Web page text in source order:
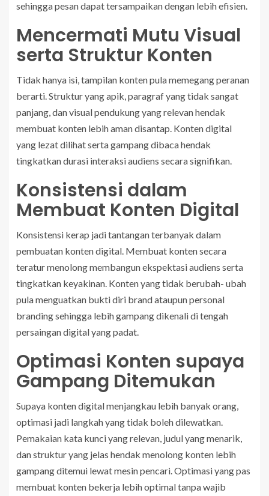
sehingga pesan dapat tersampaikan dengan lebih efisien.
Mencermati Mutu Visual
serta Struktur Konten
Tidak hanya isi, tampilan konten pula memegang peranan
berarti. Struktur yang apik, paragraf yang tidak sangat
panjang, dan visual pendukung yang relevan hendak
membuat konten lebih aman disantap. Konten digital
yang lezat dilihat serta gampang dibaca hendak
tingkatkan durasi interaksi audiens secara signifikan.
Konsistensi dalam
Membuat Konten Digital
Konsistensi kerap jadi tantangan terbanyak dalam
pembuatan konten digital. Membuat konten secara
teratur menolong membangun ekspektasi audiens serta
tingkatkan keyakinan. Konten yang tidak berubah- ubah
pula menguatkan bukti diri brand ataupun personal
branding sehingga lebih gampang dikenali di tengah
persaingan digital yang padat.
Optimasi Konten supaya
Gampang Ditemukan
Supaya konten digital menjangkau lebih banyak orang,
optimasi jadi langkah yang tidak boleh dilewatkan.
Pemakaian kata kunci yang relevan, judul yang menarik,
dan struktur yang jelas hendak menolong konten lebih
gampang ditemui lewat mesin pencari. Optimasi yang pas
membuat konten bekerja lebih optimal tanpa wajib